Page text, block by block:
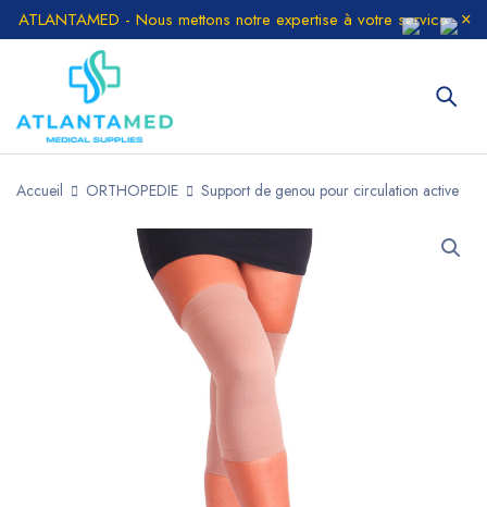
ATLANTAMED - Nous mettons notre expertise à votre service
Accueil ORTHOPEDIE Support de genou pour circulation active